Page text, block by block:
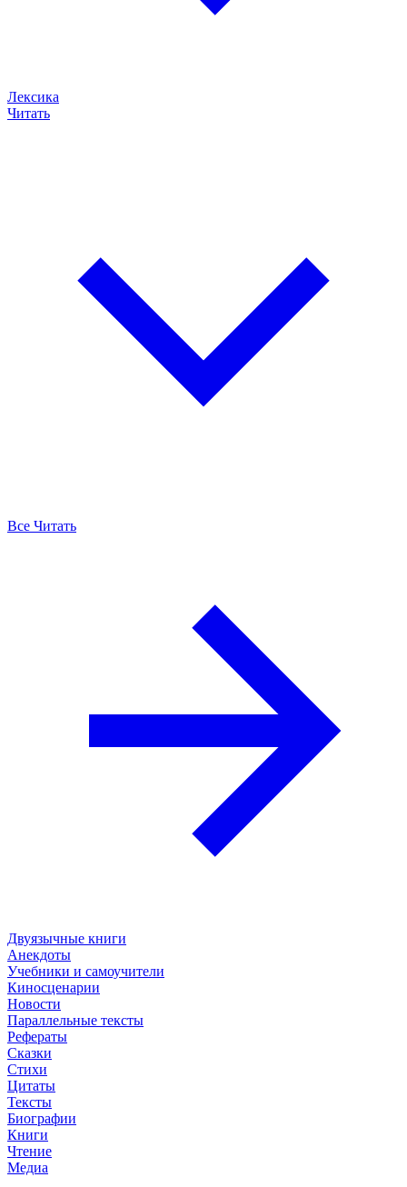
Лексика
Читать
Все Читать
Двуязычные книги
Анекдоты
Учебники и самоучители
Киносценарии
Новости
Параллельные тексты
Рефераты
Сказки
Стихи
Цитаты
Тексты
Биографии
Книги
Чтение
Медиа